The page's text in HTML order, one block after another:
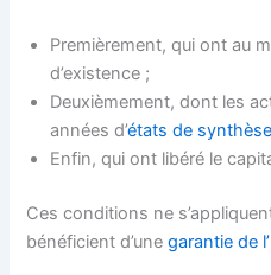
Premièrement, qui ont au
d’existence ;
Deuxièmement, dont les
années d’états de synthèse
Enfin, qui ont libéré le
Ces conditions ne
bénéficient d’unegarantie de